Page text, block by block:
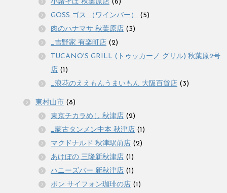
小諸そば 秋葉原店 (6)
GOSS ゴス （ワインバー）
(5)
肉のハナマサ 秋葉原店 (3)
_吉野家 有楽町店 (2)
TUCANO'S GRILL (トゥッカーノ グリル) 秋葉原2号
店 (1)
_浪花のええもんうまいもん 大阪百貨店 (3)
東村山市 (8)
東京チカラめし 秋津店 (2)
_蒙古タンメン中本 秋津店 (1)
マクドナルド 秋津駅前店 (2)
あけぼの 三隆新秋津店 (1)
ハニーズバー 新秋津店 (1)
ボン サイフォン珈琲の店 (1)